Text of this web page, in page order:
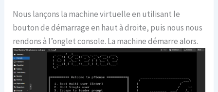
Nous lançons la machine virtuelle en utilisant le
bouton de démarrage en haut à droite, puis nous nous
rendons à l’onglet console. La machine démarre alors.